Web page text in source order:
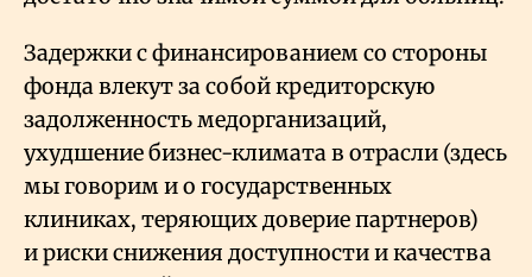
Задержки с финансированием со стороны
фонда влекут за собой кредиторскую
задолженность медорганизаций,
ухудшение бизнес-климата в отрасли (здесь
мы говорим и о государственных
клиниках, теряющих доверие партнеров)
и риски снижения доступности и качества